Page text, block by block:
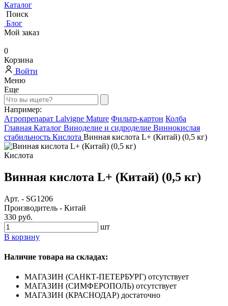
Каталог
Поиск
Блог
Мой заказ
0
Корзина
Войти
Меню
Еще
Например:
Агропрепарат Lalvigne Mature Фильтр-картон Колба
Главная Каталог Виноделие и сидроделие Виннокислая
стабильность Кислота Винная кислота L+ (Китай) (0,5 кг)
Кислота
Винная кислота L+ (Китай) (0,5 кг)
Арт. - SG1206
Производитель - Китай
330 руб.
шт
В корзину
Наличие товара на складах:
МАГАЗИН (САНКТ-ПЕТЕРБУРГ) отсутствует
МАГАЗИН (СИМФЕРОПОЛЬ) отсутствует
МАГАЗИН (КРАСНОДАР) достаточно